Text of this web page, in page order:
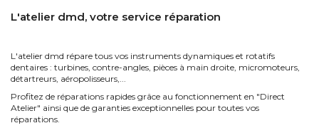
L'atelier dmd, votre service réparation
L'atelier dmd répare tous vos instruments dynamiques et rotatifs
dentaires : turbines, contre-angles, pièces à main droite, micromoteurs,
détartreurs, aéropolisseurs,...
Profitez de réparations rapides grâce au fonctionnement en "Direct
Atelier" ainsi que de garanties exceptionnelles pour toutes vos
réparations.